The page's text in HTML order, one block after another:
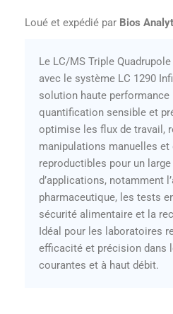
Loué et expédié par Bios
Le LC/MS Triple
avec le système LC 1290
solution haute performance
quantification sensible et
optimise les flux de travail,
manipulations manuelles
reproductibles pour un large
d’applications, notamment
pharmaceutique, les tests
sécurité alimentaire et la
Idéal pour les laboratoires
efficacité et précision dans
courantes et à haut débit.